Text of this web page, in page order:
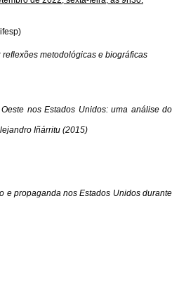
metodológicas e biográficas
nos Estados Unidos: uma análise do
Iñárritu (2015)
e propaganda nos Estados Unidos durante